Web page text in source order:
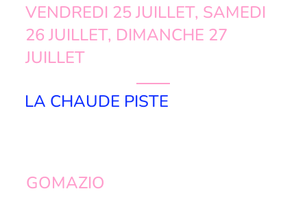
VENDREDI 25 JUILLET, SAMEDI
26 JUILLET, DIMANCHE 27
JUILLET
LA CHAUDE PISTE
GOMAZIO